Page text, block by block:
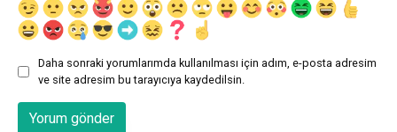
Daha sonraki yorumlarımda kullanılması için adım, e-posta adresim
ve site adresim bu tarayıcıya kaydedilsin.